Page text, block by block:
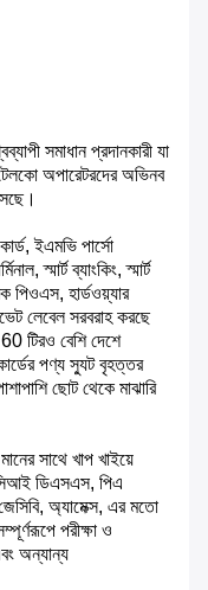
সমাধান প্রদানকারী যা
টেলকো অপারেটরদের অভিনব
ইএমভি পার্সো
স্মার্ট ব্যাংকিং, স্মার্ট
পিওএস, হার্ডওয়্যার
লেবেল সরবরাহ করছে
60 টিরও বেশি দেশে
পণ্য স্যুট বৃহত্তর
ছোট থেকে মাঝারি
সাথে খাপ খাইয়ে
ডিএসএস, পিএ
অ্যামেক্স, এর মতো
পরীক্ষা ও
অন্যান্য